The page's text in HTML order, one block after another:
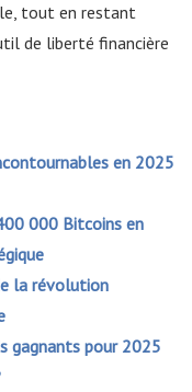
tout en restant
de liberté financière
en 2025
000 Bitcoins en
la révolution
gagnants pour 2025